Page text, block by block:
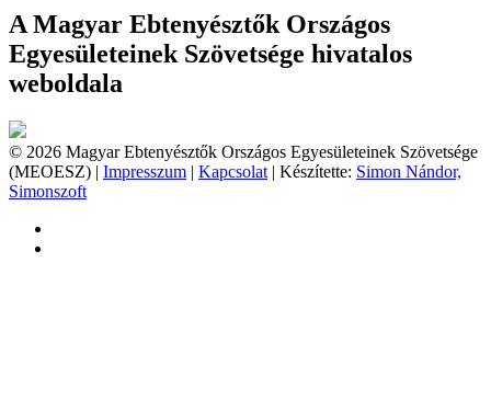
A Magyar Ebtenyésztők Országos
Egyesületeinek Szövetsége hivatalos
weboldala
© 2026 Magyar Ebtenyésztők Országos Egyesületeinek Szövetsége
(MEOESZ) | Impresszum | Kapcsolat | Készítette: Simon Nándor,
Simonszoft